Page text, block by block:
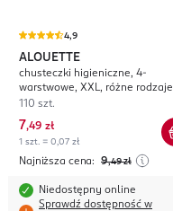
4,9
ALOUETTE
chusteczki higieniczne, 4-
warstwowe, XXL, różne rodzaje
110 szt.
7,49 zł
1 szt. = 0,07 zł
Najniższa cena: 9,49 zł
Niedostępny online
Sprawdź dostępność w